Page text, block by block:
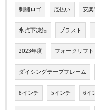
刺繡ロゴ 厄払い 安楽
氷点下凍結 ブラスト
2023年度 フォークリフト
ダイシングテープフレーム
8インチ 5インチ 6イ